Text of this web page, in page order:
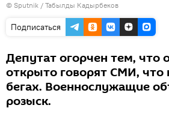
© Sputnik / Табылды Кадырбеков
Подписаться
Депутат огорчен тем, что
открыто говорят СМИ, что
бегах. Военнослужащие
розыск.